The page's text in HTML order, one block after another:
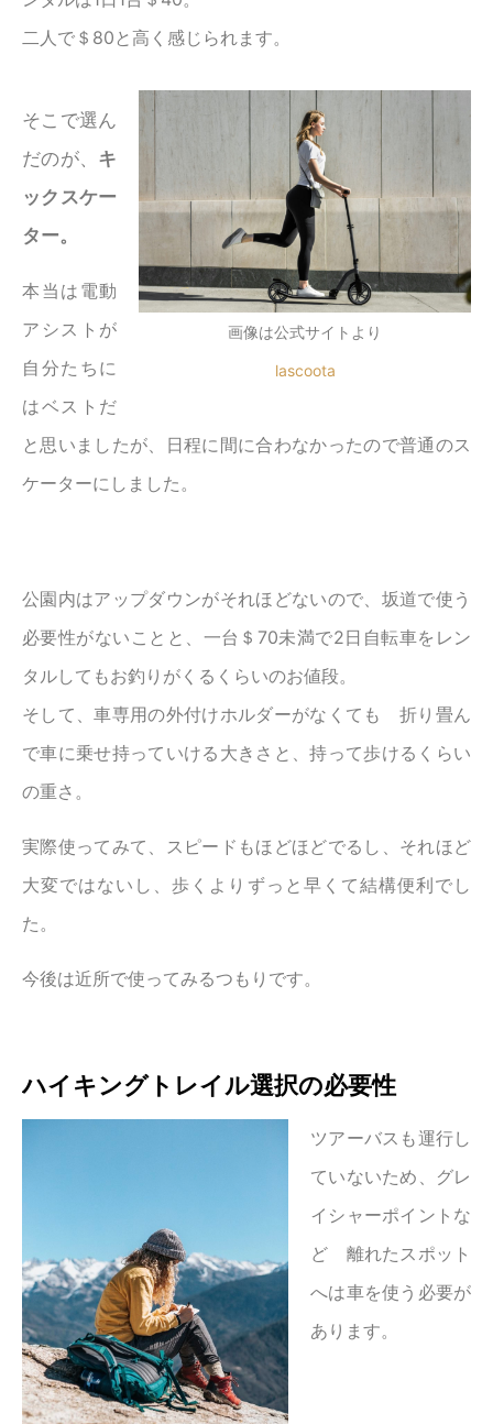
二人で＄80と高く感じられます。
画像は公式サイトより
lascoota
そこで選ん
だのが、 キ
ックスケー
ター。
本当は電動
アシストが
自分たちに
はベストだ
と思いましたが、日程に間に合わなかったので普通のス
ケーターにしました。
公園内はアップダウンがそれほどないので、坂道で使う
必要性がないことと、一台＄70未満で2日自転車をレン
タルしてもお釣りがくるくらいのお値段。
そして、車専用の外付けホルダーがなくても 折り畳ん
で車に乗せ持っていける大きさと、持って歩けるくらい
の重さ。
実際使ってみて、スピードもほどほどでるし、それほど
大変ではないし、歩くよりずっと早くて結構便利でし
た。
今後は近所で使ってみるつもりです。
ハイキングトレイル選択の必要性
ツアーバスも運行し
ていないため、グレ
イシャーポイントな
ど 離れたスポット
へは車を使う必要が
あります。